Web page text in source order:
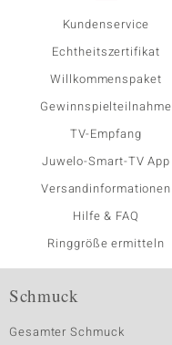
Kundenservice
Echtheitszertifikat
Willkommenspaket
Gewinnspielteilnahme
TV-Empfang
Juwelo-Smart-TV App
Versandinformationen
Hilfe & FAQ
Ringgröße ermitteln
Schmuck
Gesamter Schmuck